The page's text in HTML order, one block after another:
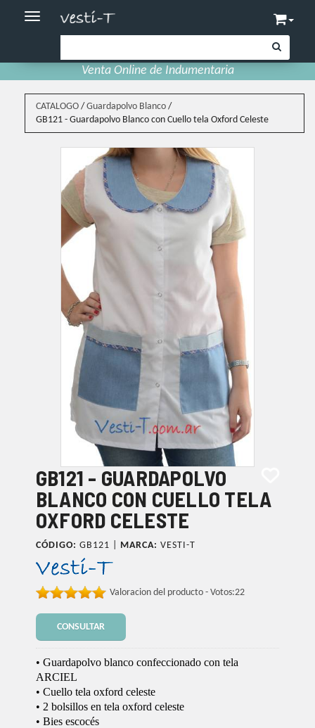
Toggle navigation
Venta Online de Indumentaria
CATALOGO / Guardapolvo Blanco /
GB121 - Guardapolvo Blanco con Cuello tela Oxford Celeste
GB121 - GUARDAPOLVO
BLANCO CON CUELLO TELA
OXFORD CELESTE
CÓDIGO: GB121 | MARCA: VESTI-T
Valoracion del producto - Votos:22
CONSULTAR
• Guardapolvo blanco confeccionado con tela
ARCIEL
• Cuello tela oxford celeste
• 2 bolsillos en tela oxford celeste
• Bies escocés